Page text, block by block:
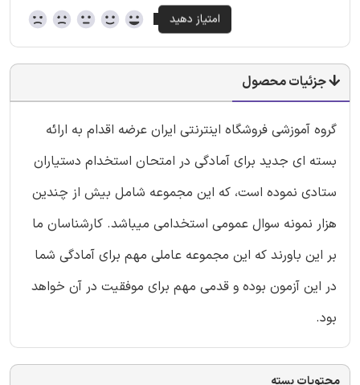
جزئیات محصول
گروه آموزشی فروشگاه اینترنتی ایران عرضه اقدام به ارائه
بسته ای جدید برای آمادگی در امتحان استخدام دستیاران
ستادی نموده است، که این مجموعه شامل بیش از چندین
هزار نمونه سوال عمومی استخدامی میباشد. کارشناسان ما
بر این باورند که این مجموعه عاملی مهم برای آمادگی شما
در این آزمون بوده و قدمی مهم برای موفقیت در آن خواهد
بود.
محتویات بسته